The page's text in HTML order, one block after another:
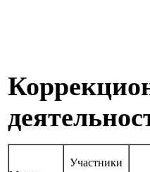
Участники